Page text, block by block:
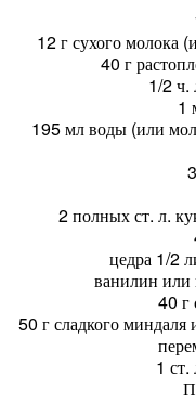
12 г сухого молока
40 г
1/2 ч.
1
195 мл воды (или
2 полных ст. л.
цедра 1/2
ванилин или
40 г
50 г сладкого
1